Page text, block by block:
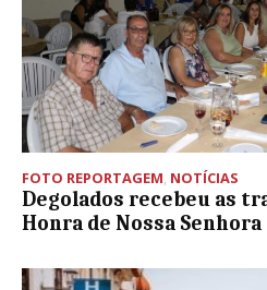
FOTO REPORTAGEM, NOTÍCIAS
Degolados recebeu as
Honra de Nossa Senhora